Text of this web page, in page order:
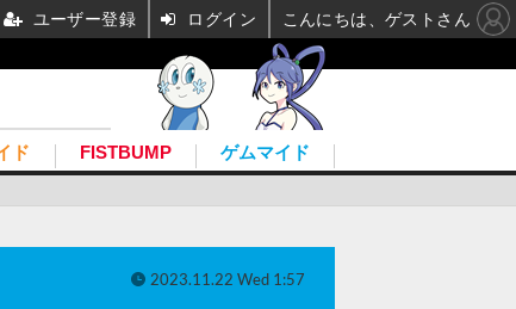
ド FISTBUMP ゲムマイド
2023.11.22 Wed 1:57
ユーザー登録 ログイン こんにちは、ゲストさん